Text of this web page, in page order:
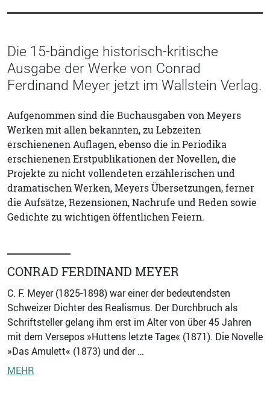
Die 15-bändige historisch-kritische
Ausgabe der Werke von Conrad
Ferdinand Meyer jetzt im Wallstein Verlag.
Aufgenommen sind die Buchausgaben von Meyers
Werken mit allen bekannten, zu Lebzeiten
erschienenen Auflagen, ebenso die in Periodika
erschienenen Erstpublikationen der Novellen, die
Projekte zu nicht vollendeten erzählerischen und
dramatischen Werken, Meyers Übersetzungen, ferner
die Aufsätze, Rezensionen, Nachrufe und Reden sowie
Gedichte zu wichtigen öffentlichen Feiern.
CONRAD FERDINAND MEYER
C. F. Meyer (1825-1898) war einer der bedeutendsten
Schweizer Dichter des Realismus. Der Durchbruch als
Schriftsteller gelang ihm erst im Alter von über 45 Jahren
mit dem Versepos »Huttens letzte Tage« (1871). Die Novelle
»Das Amulett« (1873) und der …
MEHR